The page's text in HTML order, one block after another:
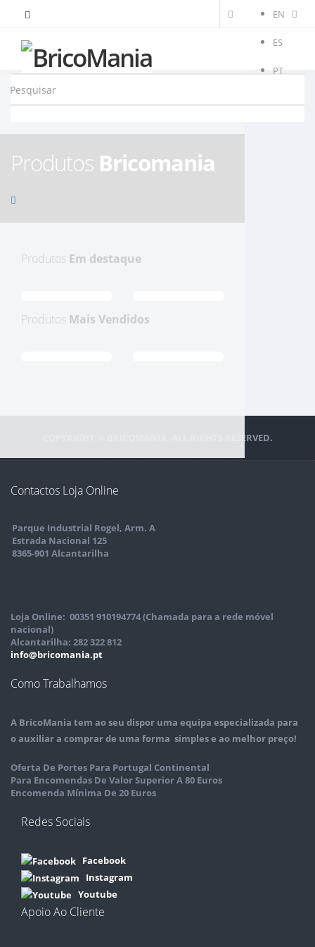
EN
ES
PT
Produtos Bricomania
Produtos Em destaque
Produtos Mais Vendidos
COPYRIGHT © BRICOMANIA. ALL RIGHTS RESERVED.
Contactos Loja Online
Parque Industrial Rogel, Arm. A
Estrada Nacional 125
8365-901 Alcantarilha
Loja Online: 00351 910194774 (Chamada para a rede móvel
nacional)
Alcantarilha: 282 322 812
info@bricomania.pt
Como Trabalhamos
A BricoMania tem ao seu dispor uma equipa especializada para
o auxiliar a comprar de uma forma simples e ao melhor preço!
Oferta De Portes Para Portugal Continental
Para Encomendas De Valor Superior A 80 Euros
Encomenda Mínima De 20 Euros
Redes Sociais
Facebook
Instagram
Youtube
Apoio Ao Cliente